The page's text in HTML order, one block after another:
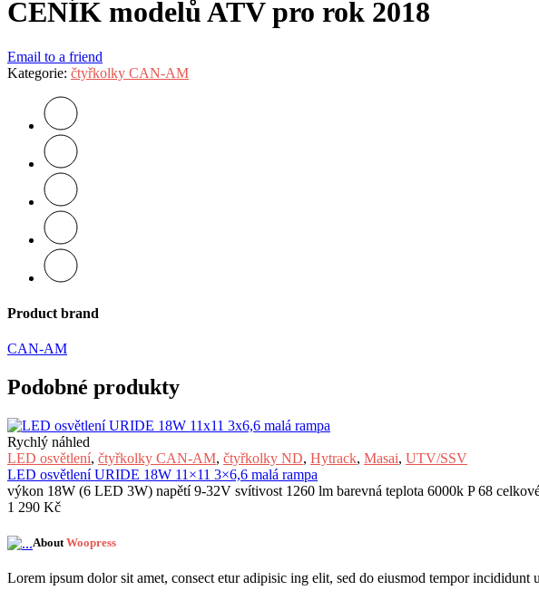
CENÍK modelů ATV pro rok 2018
Email to a friend
Kategorie: čtyřkolky CAN-AM
Product brand
CAN-AM
Podobné produkty
Rychlý náhled
LED osvětlení, čtyřkolky CAN-AM, čtyřkolky ND, Hytrack, Masai, UTV/SSV
LED osvětlení URIDE 18W 11×11 3×6,6 malá rampa
výkon 18W (6 LED 3W) napětí 9-32V svítivost 1260 lm barevná teplota 6000k P 68
1 290 Kč
AboutWoopress
Lorem ipsum dolor sit amet, consect etur adipisic ing elit, sed do eiusmod tempor incididunt